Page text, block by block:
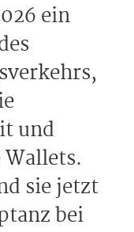
ein
und
sie jetzt
bei